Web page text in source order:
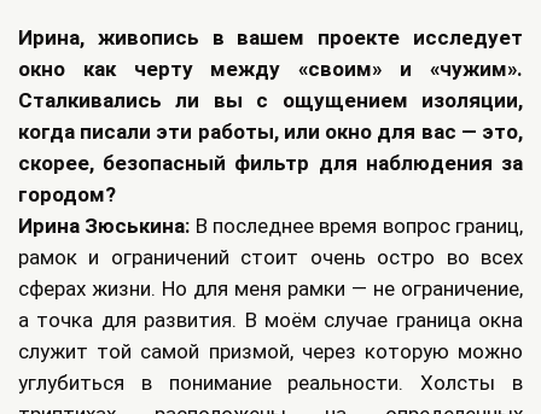
Ирина, живопись в вашем проекте исследует
окно как черту между «своим» и «чужим».
Сталкивались ли вы с ощущением изоляции,
когда писали эти работы, или окно для вас — это,
скорее, безопасный фильтр для наблюдения за
городом?
Ирина Зюськина: В последнее время вопрос границ,
рамок и ограничений стоит очень остро во всех
сферах жизни. Но для меня рамки — не ограничение,
а точка для развития. В моём случае граница окна
служит той самой призмой, через которую можно
углубиться в понимание реальности. Холсты в